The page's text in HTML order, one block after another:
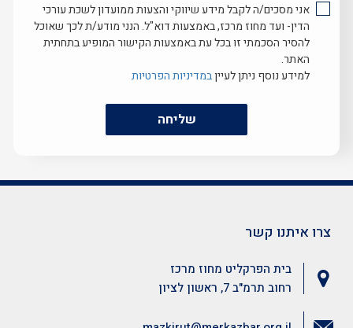
אני מסכים/ה לקבל מידע שיווקי והצעות ממועדון לשכת עורכי
הדין- ועד מחוז מרכז, באמצעות דוא"ל. הנני מודע/ת לכך שאוכל
להסיר הסכמתי זו בכל עת באמצעות הקישור המופיע בתחתית
האתר.
למידע נוסף ניתן לעייןבמדיניות הפרטיות
שליחה
צרו איתנו קשר
בית הפרקליט מחוז מרכז
רחוב תרמ"ב 7, ראשון לציון